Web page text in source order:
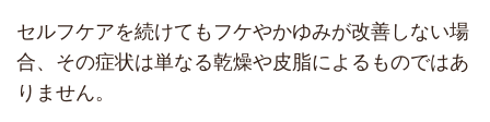
セルフケアを続けてもフケやかゆみが改善しない場
合、その症状は単なる乾燥や皮脂によるものではあ
りません。